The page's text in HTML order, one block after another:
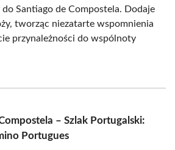
Santiago de Compostela. Dodaje
tworząc niezatarte wspomnienia
przynależności do wspólnoty
– Szlak Portugalski:
Portugues